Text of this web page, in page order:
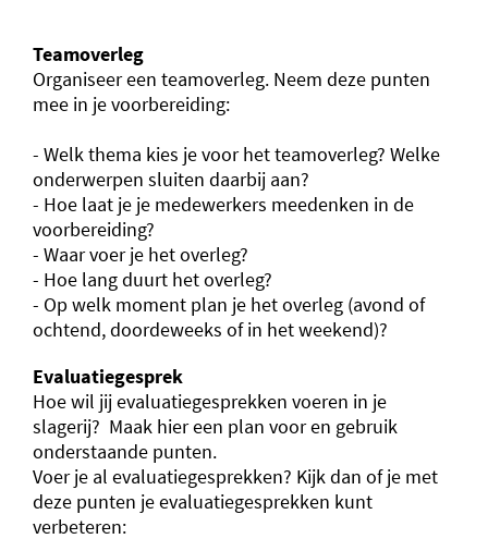
Teamoverleg
Organiseer een teamoverleg. Neem deze punten
mee in je voorbereiding:
- Welk thema kies je voor het teamoverleg? Welke
onderwerpen sluiten daarbij aan?
- Hoe laat je je medewerkers meedenken in de
voorbereiding?
- Waar voer je het overleg?
- Hoe lang duurt het overleg?
- Op welk moment plan je het overleg (avond of
ochtend, doordeweeks of in het weekend)?
Evaluatiegesprek
Hoe wil jij evaluatiegesprekken voeren in je
slagerij? Maak hier een plan voor en gebruik
onderstaande punten.
Voer je al evaluatiegesprekken? Kijk dan of je met
deze punten je evaluatiegesprekken kunt
verbeteren: